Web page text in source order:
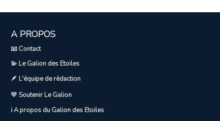
A PROPOS
📧 Contact
💫 Le Galion des Etoiles
🪶 L'équipe de rédaction
💛 Soutenir Le Galion
ℹ️ A propos du Galion des Etoiles